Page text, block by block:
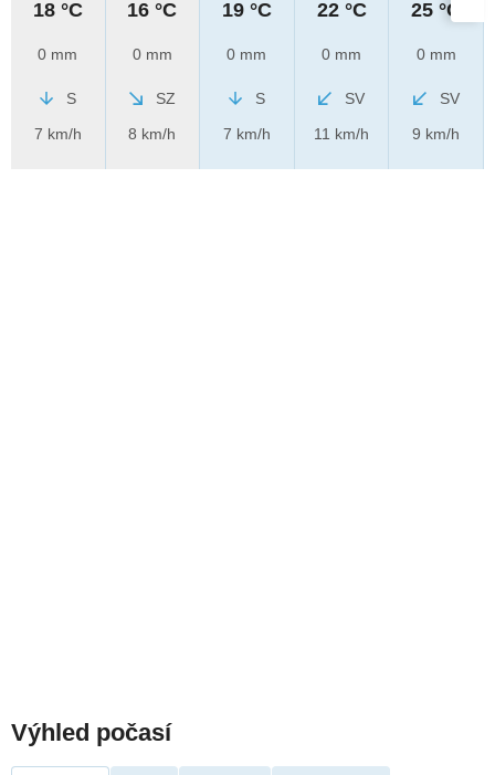
18 °C
0 mm
S
7 km/h
16 °C
0 mm
SZ
8 km/h
19 °C
0 mm
S
7 km/h
22 °C
0 mm
SV
11 km/h
25 °C
0 mm
SV
9 km/h
Výhled počasí